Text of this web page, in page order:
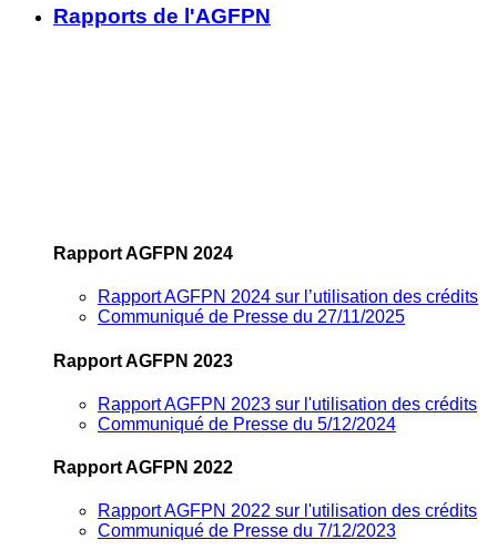
Rapports de l'AGFPN
Rapport AGFPN 2024
Rapport AGFPN 2024 sur l’utilisation des crédits
Communiqué de Presse du 27/11/2025
Rapport AGFPN 2023
Rapport AGFPN 2023 sur l'utilisation des crédits
Communiqué de Presse du 5/12/2024
Rapport AGFPN 2022
Rapport AGFPN 2022 sur l'utilisation des crédits
Communiqué de Presse du 7/12/2023